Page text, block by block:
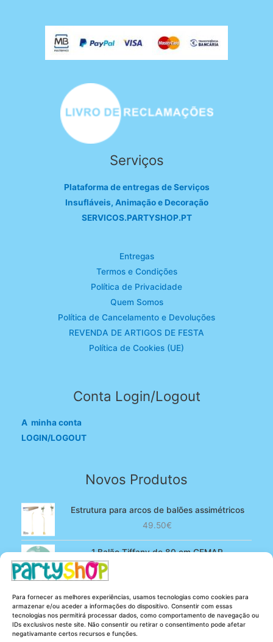
Para fornecer as melhores experiências, usamos tecnologias como cookies para
armazenar e/ou aceder a informações do dispositivo. Consentir com essas
tecnologias nos permitirá processar dados, como comportamento de navegação ou
IDs exclusivos neste site. Não consentir ou retirar o consentimento pode afetar
negativamante certos recursos e funções.
Serviços
Plataforma de entregas de Serviços
Insufláveis, Animação e Decoração
SERVICOS.PARTYSHOP.PT
Entregas
Termos e Condições
Política de Privacidade
Quem Somos
Política de Cancelamento e Devoluções
REVENDA DE ARTIGOS DE FESTA
Política de Cookies (UE)
Conta Login/Logout
A minha conta
LOGIN/LOGOUT
Novos Produtos
Estrutura para arcos de balões assimétricos
49.50€
1 Balão Tiffany de 80 cm GEMAR
era:
4.90€.
é:
3.80€.
100 Balões Rosa bebé de 13 cm GEMAR -
Powder pink
5.25€ O
4.20€O